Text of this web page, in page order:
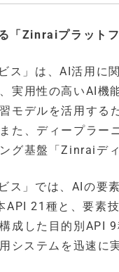
「Zinraiプラットフ
ス」は、AI活用に
実用性の高いAI機
モデルを活用す
た、ディープラ
グ基盤「Zinraiデ
ス」では、AIの要
21種と、要素
成した目的別API
システムを迅速に